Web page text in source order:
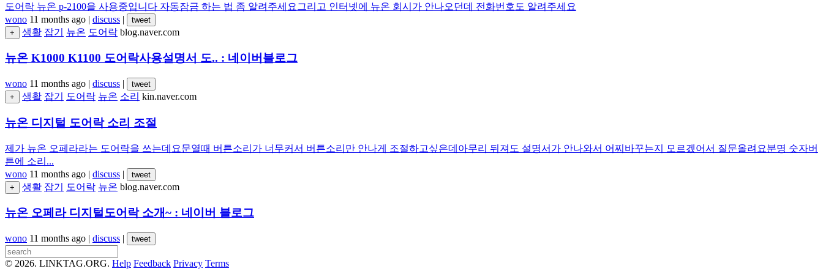
도어락 뉴온 p-2100을 사용중입니다 자동잠금 하는 법 좀 알려주세요그리고 인터넷에 뉴온 회시가 안나오던데 전화번호도 알려주세요
wono 11 months ago | discuss |
tweet
+
생활 잡기 뉴온 도어락 blog.naver.com
뉴온 K1000 K1100 도어락사용설명서 도.. : 네이버블로그
wono 11 months ago | discuss |
tweet
+
생활 잡기 도어락 뉴온 소리 kin.naver.com
뉴온 디지털 도어락 소리 조절
제가 뉴온 오페라라는 도어락을 쓰는데요문열때 버튼소리가 너무커서 버튼소리만 안나게 조절하고싶은데아무리 뒤져도 설명서가 안나와서 어찌바꾸는지 모르겠어서 질문올려요분명 숫자버
튼에 소리...
wono 11 months ago | discuss |
tweet
+
생활 잡기 도어락 뉴온 blog.naver.com
뉴온 오페라 디지털도어락 소개~ : 네이버 블로그
wono 11 months ago | discuss | tweet
© 2026. LINKTAG.ORG. Help Feedback Privacy Terms